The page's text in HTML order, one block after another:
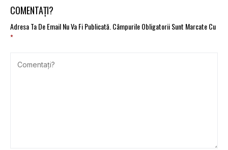
COMENTAȚI?
Adresa Ta De Email Nu Va Fi Publicată. Câmpurile Obligatorii Sunt Marcate Cu
*